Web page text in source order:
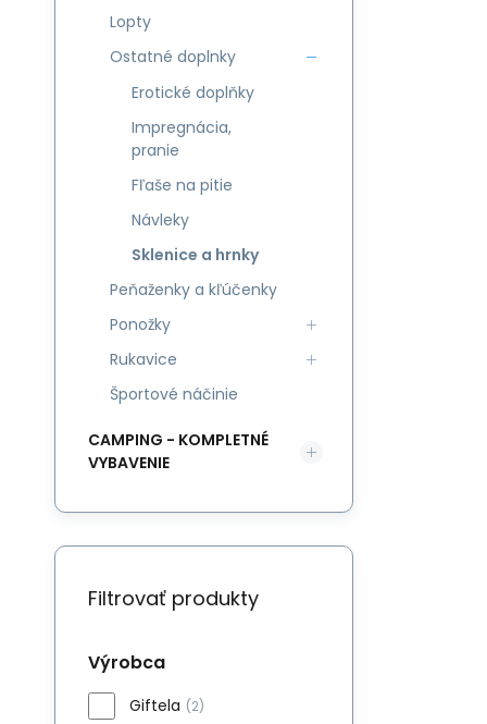
Lopty
Ostatné doplnky
Erotické doplňky
Impregnácia,
pranie
Fľaše na pitie
Návleky
Sklenice a hrnky
Peňaženky a kľúčenky
Ponožky
Rukavice
Športové náčinie
CAMPING - KOMPLETNÉ
VYBAVENIE
Filtrovať produkty
Výrobca
Giftela (2)